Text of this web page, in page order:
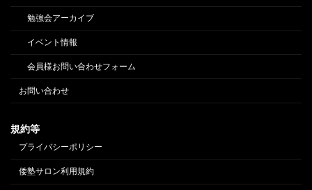
勉強会アーカイブ
イベント情報
会員様お問い合わせフォーム
お問い合わせ
規約等
プライバシーポリシー
倭塾サロン利用規約